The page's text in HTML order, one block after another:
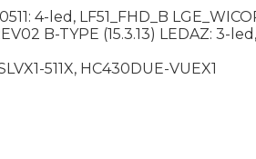
4-led, LF51_FHD_B
B-TYPE (15.3.13) LEDAZ: 3-
511X, HC430DUE-VUEX1